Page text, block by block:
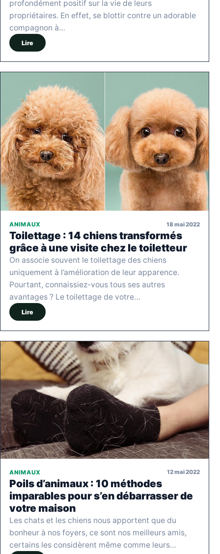
profondément positif sur la vie de leurs
propriétaires. En effet, se blottir contre un adorable
compagnon à…
Lire
ANIMAUX 18 mai 2022
Toilettage : 14 chiens transformés
grâce à une visite chez le toiletteur
On associe souvent le toilettage des chiens
uniquement à l’amélioration de leur apparence.
Pourtant, connaissiez-vous tous ses autres
avantages ? Le toilettage de votre…
Lire
ANIMAUX 12 mai 2022
Poils d’animaux : 10 méthodes
imparables pour s’en débarrasser de
votre maison
Les chats et les chiens nous apportent que du
bonheur à nos foyers, ce sont nos meilleurs amis,
certains les considèrent même comme leurs…